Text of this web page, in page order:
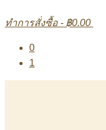
ทำการสั่งซื้อ - ฿0.00
0
1